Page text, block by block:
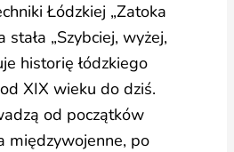
Łódzkiej „Zatoka
„Szybciej, wyżej,
historię łódzkiego
XIX wieku do dziś.
od początków
międzywojenne, po